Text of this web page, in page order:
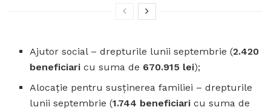
Ajutor social – drepturile lunii septembrie (2.420
beneficiari cu suma de 670.915 lei);
Alocație pentru susținerea familiei – drepturile
lunii septembrie (1.744 beneficiari cu suma de